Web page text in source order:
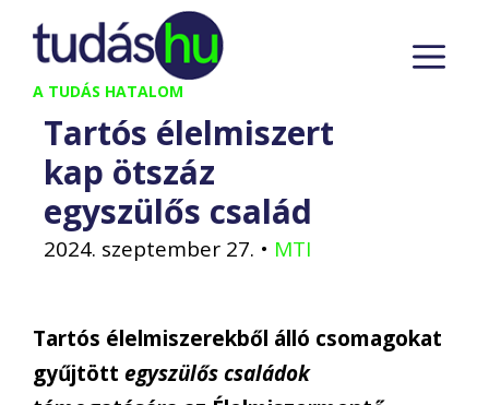
Kilépés
tartalomba
A TUDÁS HATALOM
Tartós élelmiszert
kap ötszáz
egyszülős család
2024. szeptember 27. • MTI
Tartós élelmiszerekből álló csomagokat
gyűjtött egyszülős családok